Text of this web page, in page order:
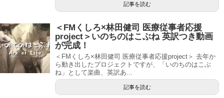
記事を読む
＜FMくしろ×林田健司 医療従事者応援
project＞いのちのはこぶね 英訳つき動画
が完成！
＜FMくしろ×林田健司 医療従事者応援project＞ 去年か
ら動き出したプロジェクトですが、「いのちのはこぶ
ね」として楽曲、英訳あ...
記事を読む